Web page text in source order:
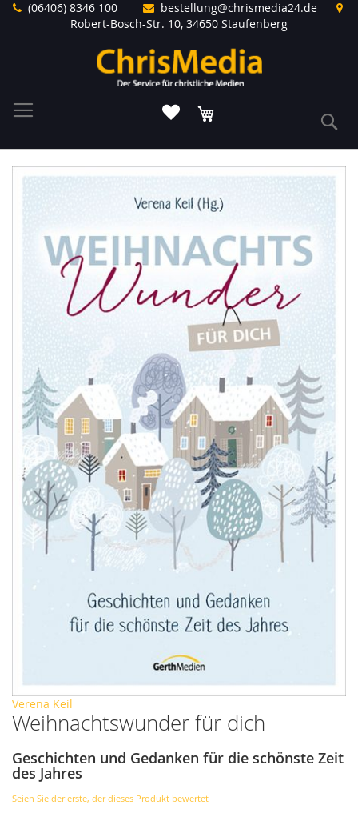
Direkt(06406) 8346 100
bestellung@chrismedia24.de
Robert-Bosch-Str. 10, 34650 Staufenberg
Verena Keil
Weihnachtswunder für dich
Geschichten und Gedanken für die schönste Zeit
des Jahres
Seien Sie der erste, der dieses Produkt bewertet
Zum
springen
Zum
Anfang
der
Bildergalerie
springen